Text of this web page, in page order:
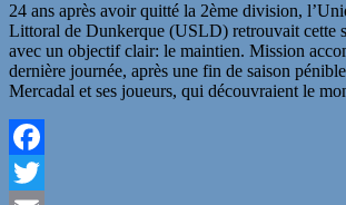
24 ans après avoir quitté la 2ème division,
Littoral de Dunkerque (USLD) retrouvait cette
avec un objectif clair: le maintien. Mission
dernière journée, après une fin de saison
Mercadal et ses joueurs, qui découvraient le
Facebook